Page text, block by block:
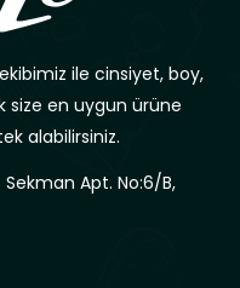
ile cinsiyet, boy,
size en uygun ürüne
alabilirsiniz.
Apt. No:6/B,